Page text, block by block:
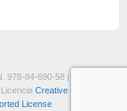
978-84-690-58 |
Licencia Creative Commons:
License